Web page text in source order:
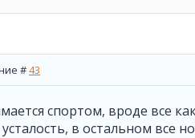
#43
спортом, вроде все
в остальном все